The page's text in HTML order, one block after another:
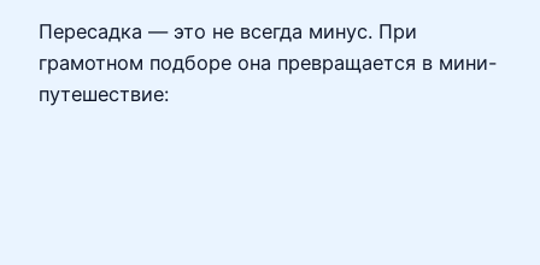
Пересадка — это не всегда минус. При
грамотном подборе она превращается в мини-
путешествие: